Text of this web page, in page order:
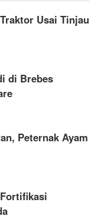
Usai Tinjau
di Brebes
Peternak Ayam